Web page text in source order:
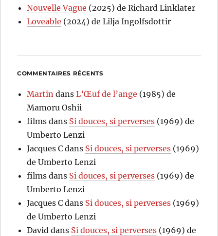
Nouvelle Vague (2025) de Richard Linklater
Loveable (2024) de Lilja Ingolfsdottir
COMMENTAIRES RÉCENTS
Martin dansL’Œuf de l’ange (1985) de
Mamoru Oshii
films dans Si douces, si perverses (1969) de
Umberto Lenzi
Jacques C dans Si douces, si perverses (1969)
de Umberto Lenzi
films dans Si douces, si perverses (1969) de
Umberto Lenzi
Jacques C dans Si douces, si perverses (1969)
de Umberto Lenzi
David dans Si douces, si perverses (1969) de